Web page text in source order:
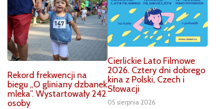
Rekord frekwencji na
biegu „O gliniany dzbanek
mleka”. Wystartowały 242
osoby
Cierlickie Lato Filmowe
2026. Cztery dni dobrego
kina z Polski, Czech i
Słowacji
05 sierpnia 2026